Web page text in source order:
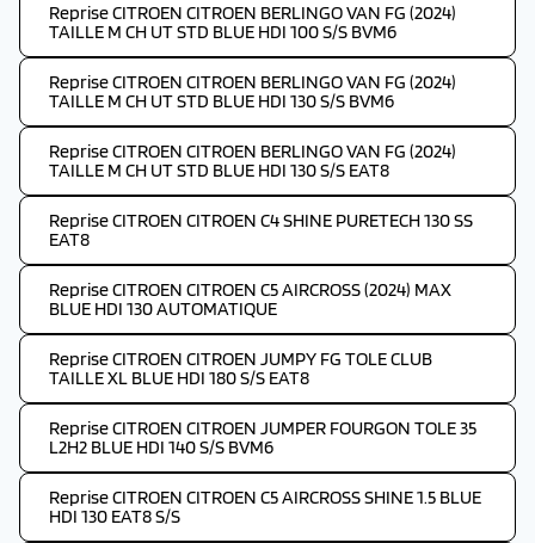
Reprise CITROEN CITROEN BERLINGO VAN FG (2024)
TAILLE M CH UT STD BLUE HDI 100 S/S BVM6
Reprise CITROEN CITROEN BERLINGO VAN FG (2024)
TAILLE M CH UT STD BLUE HDI 130 S/S BVM6
Reprise CITROEN CITROEN BERLINGO VAN FG (2024)
TAILLE M CH UT STD BLUE HDI 130 S/S EAT8
Reprise CITROEN CITROEN C4 SHINE PURETECH 130 SS
EAT8
Reprise CITROEN CITROEN C5 AIRCROSS (2024) MAX
BLUE HDI 130 AUTOMATIQUE
Reprise CITROEN CITROEN JUMPY FG TOLE CLUB
TAILLE XL BLUE HDI 180 S/S EAT8
Reprise CITROEN CITROEN JUMPER FOURGON TOLE 35
L2H2 BLUE HDI 140 S/S BVM6
Reprise CITROEN CITROEN C5 AIRCROSS SHINE 1.5 BLUE
HDI 130 EAT8 S/S